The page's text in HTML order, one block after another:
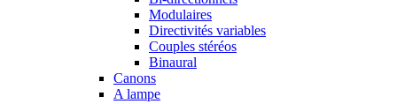
Modulaires
Directivités variables
Couples stéréos
Binaural
Canons
A lampe